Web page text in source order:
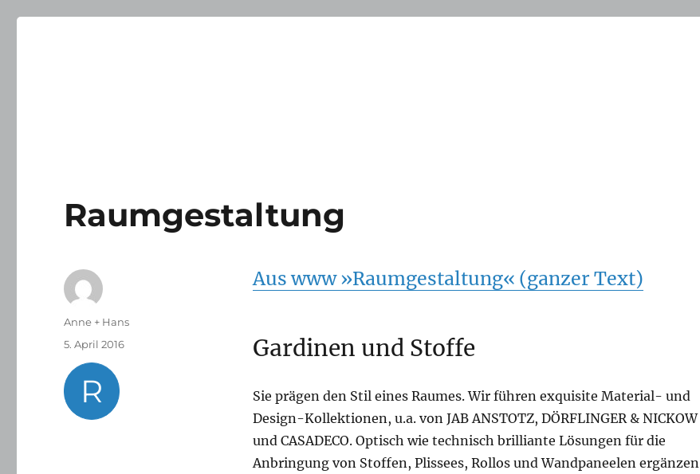
Raumgestaltung
Aus www »Raumgestaltung« (ganzer Text)
Gardinen und Stoffe
Sie prägen den Stil eines Raumes. Wir führen exquisite Material- und
Design-Kollektionen, u.a. von JAB ANSTOTZ, DÖRFLINGER & NICKOW
und CASADECO. Optisch wie technisch brilliante Lösungen für die
Anbringung von Stoffen, Plissees, Rollos und Wandpaneelen ergänzen
Autor
Anne + Hans
Veröffentlicht
5. April 2016
Kategorien
R